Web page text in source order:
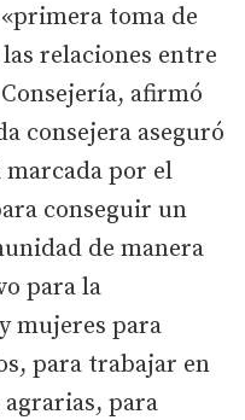
«primera toma de
relaciones entre
afirmó
consejera aseguró
marcada por el
conseguir un
de manera
para la
mujeres para
para trabajar en
para